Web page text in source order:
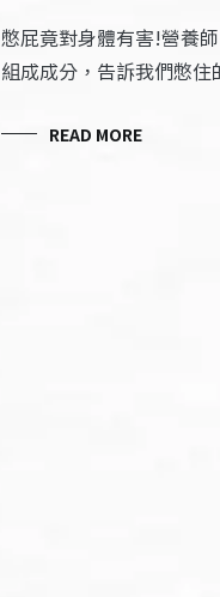
憋屁竟對身體有害!營養
組成成分，告訴我們憋住
READ MORE